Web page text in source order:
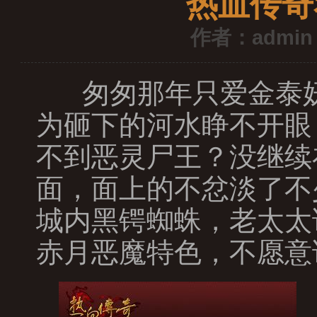
作者：admin
匆匆那年只爱金泰
为砸下的河水睁不开
不到恶灵尸王？没继
面，面上的不忿淡了
城内黑锷蜘蛛，老太
赤月恶魔特色，不愿